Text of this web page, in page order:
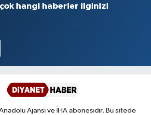
hangi haberler ilginizi
Ajansı ve İHA abonesidir. Bu sitede